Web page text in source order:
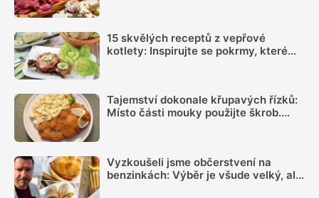
15 skvělých receptů z vepřové
kotlety: Inspirujte se pokrmy, které
Tajemství dokonale křupavých řízků:
Místo části mouky použijte škrob.
Vyzkoušeli jsme občerstvení na
benzinkách: Výběr je všude velký, ale